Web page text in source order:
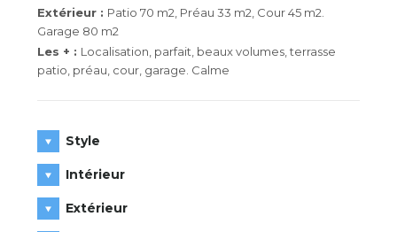
Extérieur : Patio 70 m2, Préau 33 m2, Cour 45 m2.
Garage 80 m2
Les + : Localisation, parfait, beaux volumes, terrasse
patio, préau, cour, garage. Calme
Style
Intérieur
Extérieur